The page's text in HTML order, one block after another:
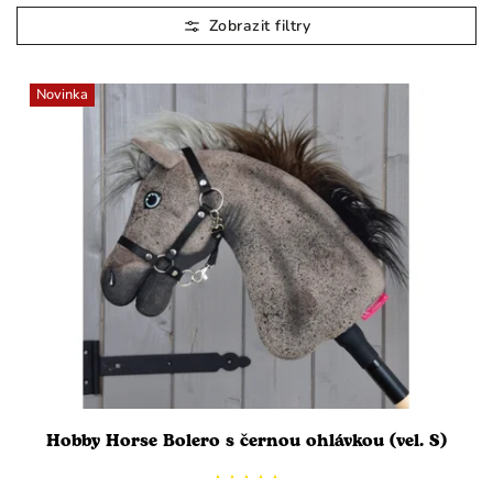
Doporučujeme
Nejlevnější
Nejdražší
Novinka
Hobby Horse Bolero s černou ohlávkou (vel. S)